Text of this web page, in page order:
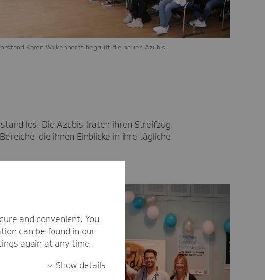
Karen Walkenhorst begrüßt die neuen Azubis
los. Die Azubis traten ihren Streifzug
die ihnen Einblicke in ihre tägliche
and convenient. You
can be found in our
again at any time.
Show details